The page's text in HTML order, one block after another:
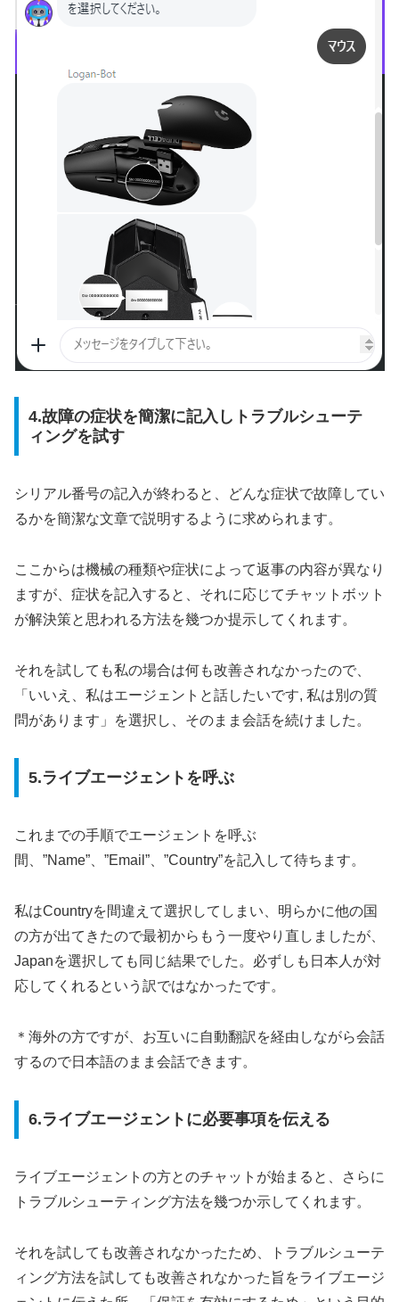
4.故障の症状を簡潔に記入しトラブルシューテ
ィングを試す
シリアル番号の記入が終わると、どんな症状で故障してい
るかを簡潔な文章で説明するように求められます。
ここからは機械の種類や症状によって返事の内容が異なり
ますが、症状を記入すると、それに応じてチャットボット
が解決策と思われる方法を幾つか提示してくれます。
それを試しても私の場合は何も改善されなかったので、
「いいえ、私はエージェントと話したいです, 私は別の質
問があります」を選択し、そのまま会話を続けました。
5.ライブエージェントを呼ぶ
これまでの手順でエージェントを呼ぶ
間、”Name”、”Email”、”Country”を記入して待ちます。
私はCountryを間違えて選択してしまい、明らかに他の国
の方が出てきたので最初からもう一度やり直しましたが、
Japanを選択しても同じ結果でした。必ずしも日本人が対
応してくれるという訳ではなかったです。
＊海外の方ですが、お互いに自動翻訳を経由しながら会話
するので日本語のまま会話できます。
6.ライブエージェントに必要事項を伝える
ライブエージェントの方とのチャットが始まると、さらに
トラブルシューティング方法を幾つか示してくれます。
それを試しても改善されなかったため、トラブルシューテ
ィング方法を試しても改善されなかった旨をライブエージ